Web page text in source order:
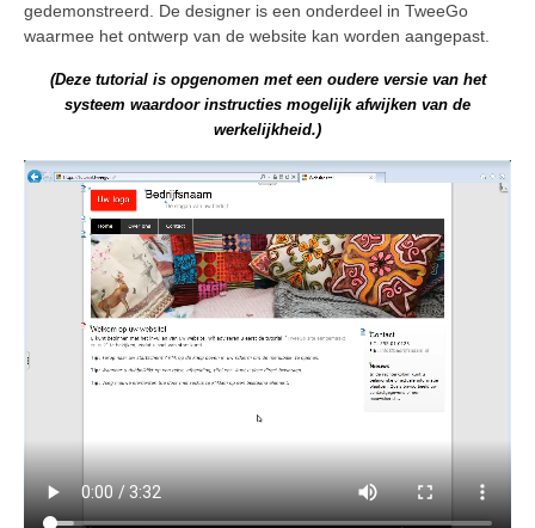
gedemonstreerd. De designer is een onderdeel in TweeGo
waarmee het ontwerp van de website kan worden aangepast.
(Deze tutorial is opgenomen met een oudere versie van het
systeem waardoor instructies mogelijk afwijken van de
werkelijkheid.)